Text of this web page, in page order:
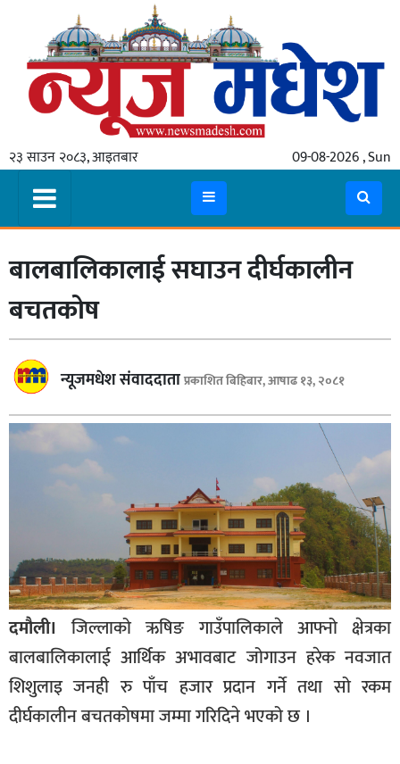
२३ साउन २०८३, आइतबार 09-08-2026 , Sun
गृहपृष्ठ
स्थानीय
प्रदेश
मधेश
प्रदेश
लुम्बिनी
गण्डकी
बागमती
कर्णाली
राजनीति
प्रमुख
समाचार
अन्तराष्ट्रिय
बालबालिकालाई सघाउन दीर्घकालीन
बचतकोष
न्यूजमधेश संवाददाताप्रकाशित बिहिबार, आषाढ १३, २०८१
दमौली। जिल्लाको ऋषिङ गाउँपालिकाले आफ्नो क्षेत्रका
बालबालिकालाई आर्थिक अभावबाट जोगाउन हरेक नवजात
शिशुलाइ जनही रु पाँच हजार प्रदान गर्ने तथा सो रकम
दीर्घकालीन बचतकोषमा जम्मा गरिदिने भएको छ ।